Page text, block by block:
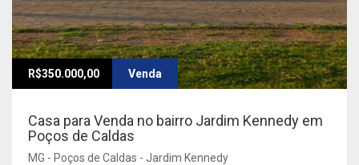
R$350.000,00 Venda
Casa para Venda no bairro Jardim Kennedy em
Poços de Caldas
MG - Poços de Caldas - Jardim Kennedy